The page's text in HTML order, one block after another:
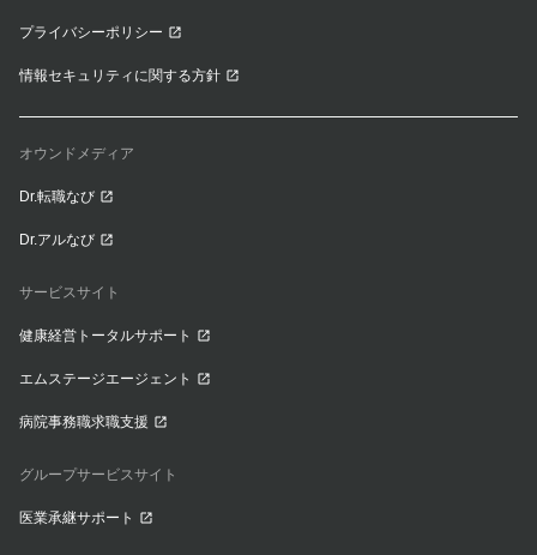
プライバシーポリシー
情報セキュリティに関する方針
オウンドメディア
Dr.転職なび
Dr.アルなび
サービスサイト
健康経営トータルサポート
エムステージエージェント
病院事務職求職支援
グループサービスサイト
医業承継サポート